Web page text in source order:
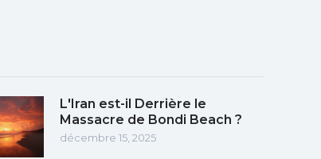
L'Iran est-il Derrière le
Massacre de Bondi Beach ?
décembre 15, 2025